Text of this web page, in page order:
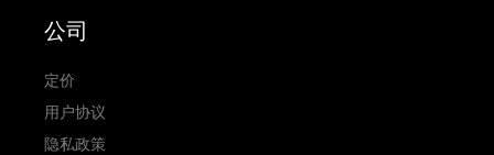
公司
定价
用户协议
隐私政策